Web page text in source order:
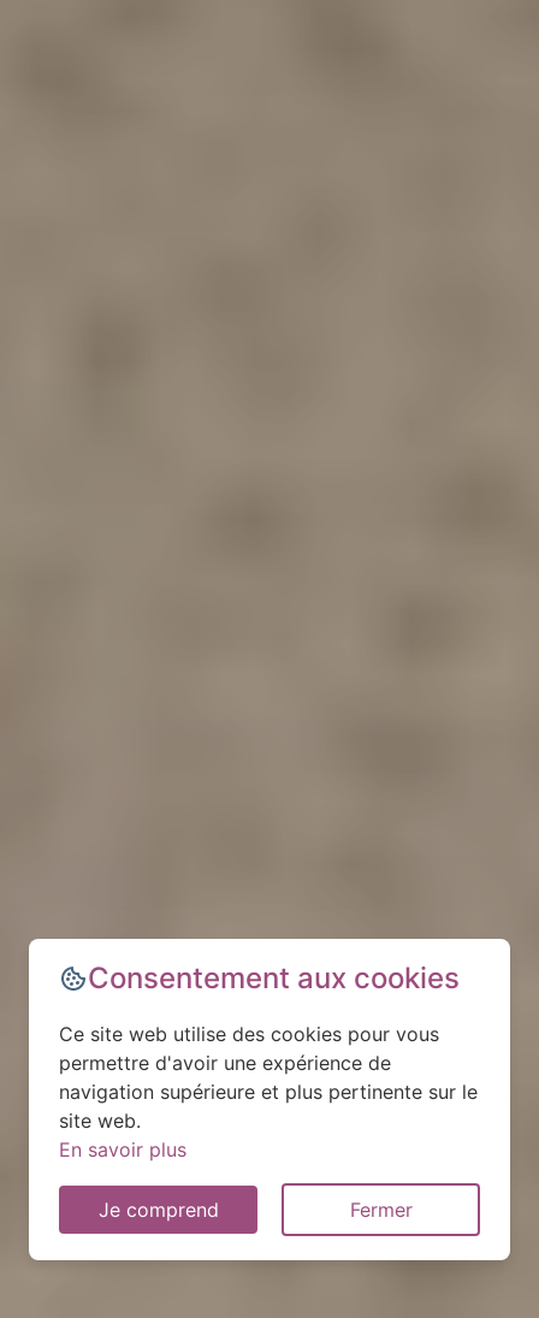
Consentement aux cookies
Ce site web utilise des cookies pour vous
permettre d'avoir une expérience de
navigation supérieure et plus pertinente sur le
site web.
En savoir plus
Je comprend Fermer